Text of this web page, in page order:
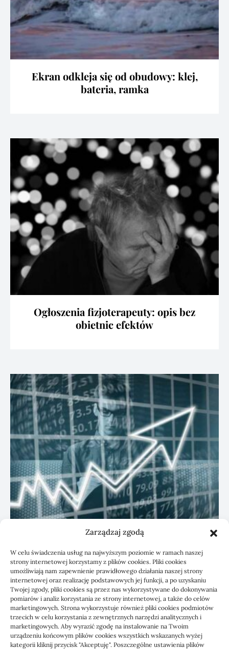
Zarządzaj zgodą
W celu świadczenia usług na najwyższym poziomie w ramach naszej
strony internetowej korzystamy z plików cookies. Pliki cookies
umożliwiają nam zapewnienie prawidłowego działania naszej strony
internetowej oraz realizację podstawowych jej funkcji, a po uzyskaniu
Twojej zgody, pliki cookies są przez nas wykorzystywane do dokonywania
pomiarów i analiz korzystania ze strony internetowej, a także do celów
marketingowych. Strona wykorzystuje również pliki cookies podmiotów
trzecich w celu korzystania z zewnętrznych narzędzi analitycznych i
marketingowych. Aby wyrazić zgodę na instalowanie na Twoim
urządzeniu końcowym plików cookies wszystkich wskazanych wyżej
kategorii kliknij przycisk "Akceptuję". Poszczególne ustawienia plików
Ekran odkleja się od obudowy: klej,
bateria, ramka
Ogłoszenia fizjoterapeuty: opis bez
obietnic efektów
KSeF: przygotowanie sp. z o.o. z biurem
rachunkowym